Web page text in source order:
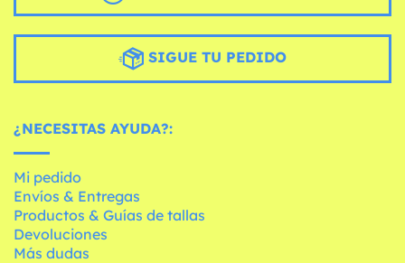
SIGUE TU PEDIDO
¿NECESITAS AYUDA?:
Mi pedido
Envíos & Entregas
Productos & Guías de tallas
Devoluciones
Más dudas